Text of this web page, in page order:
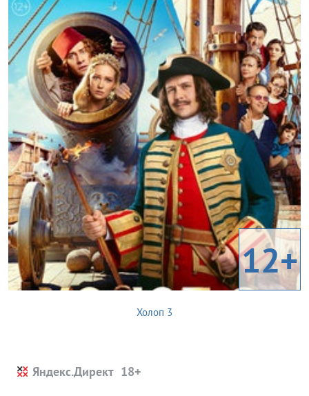
12+
Холоп 3
Яндекс.Директ